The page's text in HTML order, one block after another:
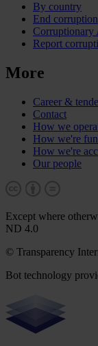
By country
End corruption
Corruptionary
Report
More
Career &
Contact
How we
How we're
How we're
Our people
Except where
ND 4.0
© Transparency
Bot technology